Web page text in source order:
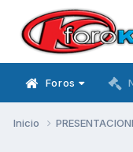
Foros
Inicio